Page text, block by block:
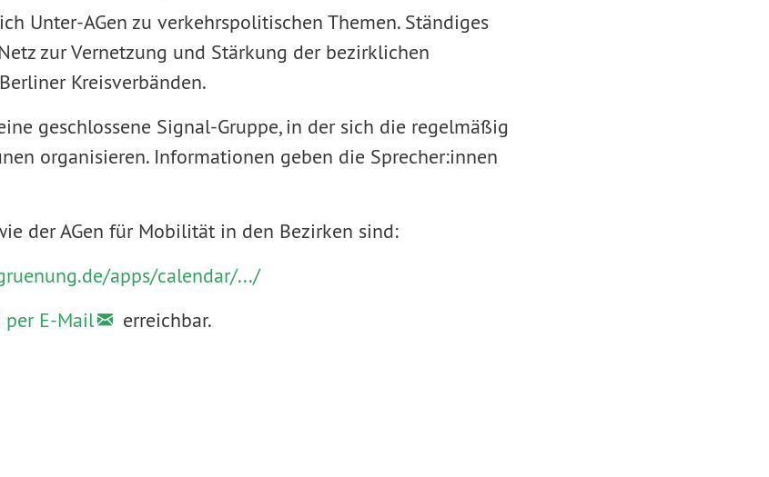
Unter-AGen zu verkehrspolitischen Themen. Ständiges
zur Vernetzung und Stärkung der bezirklichen
Kreisverbänden.
geschlossene Signal-Gruppe, in der sich die regelmäßig
organisieren. Informationen geben die Sprecher:innen
der AGen für Mobilität in den Bezirken sind:
apps/calendar/.../
per E-Mail erreichbar.